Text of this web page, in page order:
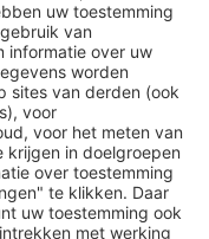
PrivacybeleidColofon